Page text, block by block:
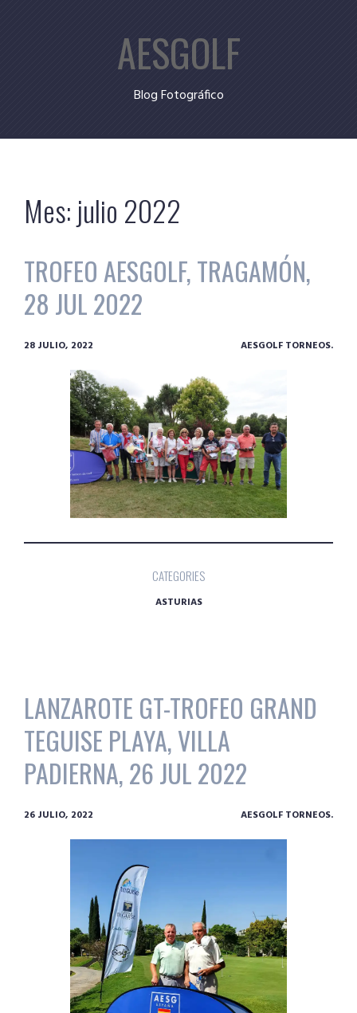
AESGOLF
Blog Fotográfico
Mes: julio 2022
TROFEO AESGOLF, TRAGAMÓN,
28 JUL 2022
28 JULIO, 2022 AESGOLF TORNEOS.
CATEGORIES
ASTURIAS
LANZAROTE GT-TROFEO GRAND
TEGUISE PLAYA, VILLA
PADIERNA, 26 JUL 2022
26 JULIO, 2022 AESGOLF TORNEOS.